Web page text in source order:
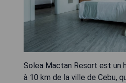
Solea Mactan Resort est un
à 10 km de la ville de Cebu,